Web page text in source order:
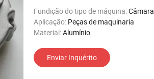
Fundição do tipo de máquina:Câmara
Aplicação: Peças de maquinaria
Material:Alumínio
Enviar Inquérito